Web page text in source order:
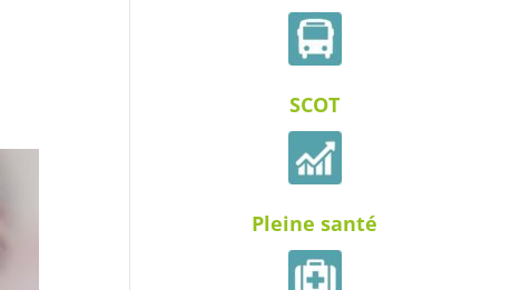
SCOT
Pleine santé